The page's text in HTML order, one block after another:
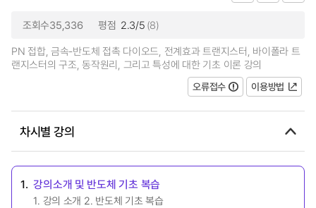
조회수35,336 평점 2.3/5 (8)
PN 접합, 금속-반도체 접촉 다이오드, 전계효과 트랜지스터, 바이폴라 트
랜지스터의 구조, 동작원리, 그리고 특성에 대한 기초 이론 강의
오류접수
이용방법
차시별 강의
1. 강의소개 및 반도체 기초 복습
1. 강의 소개 2. 반도체 기초 복습